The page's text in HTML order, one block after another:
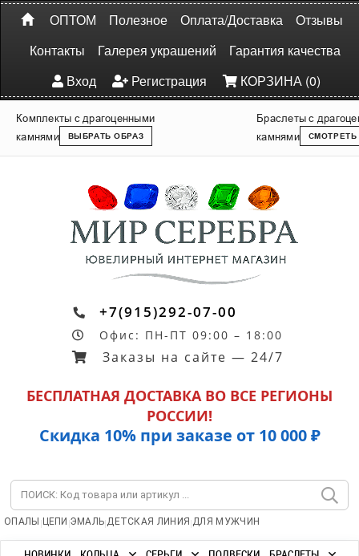
ОПТОМ Полезное Оплата/Доставка
Отзывы
Контакты
Галерея украшений
Гарантия качества
Вход
Регистрация КОРЗИНА (0)
Комплекты с драгоценными
камнями
ВЫБРАТЬ ОБРАЗ
Браслеты с
камнями
СМОТРЕТЬ
+7(915)292-07-00
Офис: ПН-ПТ 09:00 – 18:00
Заказы на сайте — 24/7
БЕСПЛАТНАЯ ДОСТАВКА ВО ВСЕ РЕГИОНЫ
РОССИИ!
Скидка 10% при заказе от 10 000 ₽
ОПАЛЫ | ЦЕПИ |ЭМАЛЬ|ДЕТСКАЯ ЛИНИЯ |ДЛЯ МУЖЧИН